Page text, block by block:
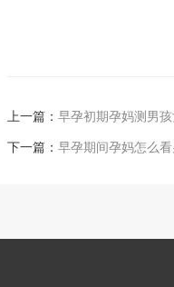
上一篇： 早孕初期孕妈测男
下一篇： 早孕期间孕妈怎么